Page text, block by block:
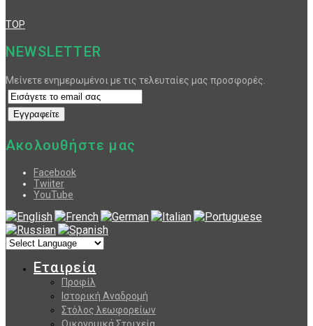
TOP
NEWSLETTER
Μείνετε ενημερωμένοι με τις τελευταίες μας προσφορές.
Ακολουθήστε μας
Facebook
Twiiter
YouTube
Εταιρεία
Προφίλ
Ιστορική Αναδρομή
Στόλος λεωφορείων
Οικονομικά Στοιχεία